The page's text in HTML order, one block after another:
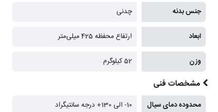
جنس بدنه چدنی
ابعاد ارتفاع محفظه 425 میلی‌متر
وزن 52 کیلوگرم
مشخصات فنی
محدوده دمای سیال 10- الی 130+ درجه سانتیگراد